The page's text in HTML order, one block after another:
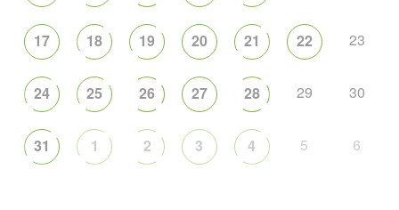
17 18 19 20 21 22 23
24 25 26 27 28 29 30
31 1 2 3 4 5 6